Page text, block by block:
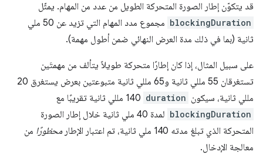
قد يتكوّن إطار الصورة المتحركة الطويل من عدد من المهام. يمثّل
blockingDuration
مجموع مدد المهام التي تزيد عن 50 ملي
ثانية (بما في ذلك مدة العرض النهائي ضمن أطول مهمة).
على سبيل المثال، إذا كان إطارًا متحركة طويلاً يتألف من مهمتَين
تستغرقان 55 مللي ثانية و65 مللي ثانية متبوعتين بعرض يستغرق 20
مللي ثانية، سيكون duration
blockingDuration
‏‏‏‏‏‏‏‏‏‏‏‏‏‏‏‏‏‏‏‏‏‏‏‏‏‏‏‏‏‏‏‏‏‏‏‏‏‏‏‏‏‏‏‏‏‏‏‏‏‏‏‏‏‏‏‏‏‏‏‏‏‏‏‏‏‏‏‏‏‏‏‏‏‏‏‏‏‏‏‏‏‏‏‏‏‏‏‏‏‏‏‏‏‏‏‏‏‏‏‏‏‏‏‏‏‏‏‏‏‏‏‏‏‏‏‏‏‏‏‏‏‏‏‏‏‏‏‏‏‏‏‏‏‏‏‏‏‏‏‏‏‏‏‏‏‏‏‏‏‏‏‏‏‏‏‏‏‏‏‏‏‏‏‏‏‏‏‏‏‏‏‏‏‏‏‏‏‏‏‏‏‏‏‏‏‏‏‏‏‏‏‏‏‏‏‏‏‏‏‏‏‏‏‏‏‏‏‏‏‏‏‏‏‏‏‏‏‏‏‏‏‏‏‏‏‏‏‏‏‏‏‏‏‏‏‏‏‏‏‏‏‏‏‏‏‏‏‏‏‏‏‏‏‏‏‏‏‏‏‏‏‏‏‏‏‏‏‏‏‏‏‏‏‏‏‏‏‏‏‏‏‏‏‏‏‏‏‏‏‏‏‏‏‏‏‏‏‏‏‏‏‏‏‏‏‏‏‏‏‏‏‏‏‏‏‏‏‏‏‏‏‏‏‏‏‏‏‏‏‏‏‏‏‏‏‏‏‏‏‏‏‏‏‏‏‏‏‏‏‏‏‏‏‏‏‏‏‏‏‏‏‏‏‏‏‏‏‏‏‏‏‏‏‏‏‏‏‏‏‏‏‏‏‏‏‏‏‏‏‏‏‏‏‏‏‏‏‏‏‏‏‏‏‏‏‏‏‏‏‏‏‏‏‏‏‏‏‏‏‏‏‏‏‏‏‏‏‏‏‏‏‏‏‏‏‏‏‏‏‏‏‏‏‏‏‏‏‏‏‏‏‏‏‏‏‏‏‏‏‏‏‏‏‏‏‏‏‏‏‏‏‏‏‏‏‏‏‏‏‏‏‏‏‏‏‏‏‏‏‏‏‏‏‏‏‏‏‏‏‏‏‏‏‏‏‏‏‏‏‏‏‏‏‏‏‏‏‏‏‏‏‏‏‏‏‏‏‏‏‏‏‏‏‏‏‏‏‏‏‏‏‏‏‏‏‏‏‏‏‏‏‏‏‏‏‏‏‏‏‏‏‏‏‏‏‏‏‏‏‏‏‏‏‏‏‏‏‏‏‏‏‏‏‏‏‏‏‏‏‏‏‏‏‏‏‏‏‏‏‏‏‏‏‏‏‏‏‏‏‏‏‏‏‏‏‏‏‏‏‏‏‏‏‏‏‏‏‏‏‏‏‏‏‏‏‏‏‏‏‏‏‏‏‏‏‏‏‏‏‏‏‏‏‏‏‏‏‏‏‏‏‏‏‏‏‏‏‏‏‏‏‏‏‏‏‏‏‏‏‏‏‏‏‏‏‏‏‏‏‏‏‏‏‏‏‏‏‏‏‏‏‏‏‏‏‏‏‏‏‏‏‏‏‏‏‏‏‏‏‏‏‏‏‏‏‏‏‏‏‏‏‏‏‏‏‏‏‏‏‏‏‏‏‏‏‏‏‏‏‏‏‏‏‏‏‏‏‏‏‏‏‏‏‏‏‏‏‏‏‏‏‏‏‏‏‏‏‏‏‏‏‏‏‏‏‏‏‏‏‏‏‏‏‏‏‏‏‏‏‏‏‏‏‏‏‏‏‏‏‏‏‏‏‏‏‏‏‏‏‏‏‏‏‏‏‏‏‏‏‏‏‏‏‏‏‏‏‏‏‏‏‏‏‏‏‏‏‏‏‏‏‏‏‏‏‏‏‏‏‏‏‏‏‏‏‏‏‏‏‏‏‏‏‏‏‏‏‏‏‏‏‏‏‏‏‏‏‏‏‏‏‏‏‏‏‏‏‏‏‏‏‏‏‏‏‏‏‏‏‏‏‏‏‏‏‏‏‏‏‏‏‏‏‏‏‏‏‏‏‏‏‏‏‏‏‏‏‏‏‏‏‏‏‏‏‏ لمدة 40 ملي ثانية خلال إطار الصورة
المتحركة الذي تبلغ مدته 140 ملي ثانية، تم اعتبار الإطار
محظورًا من
معالجة الإدخال.